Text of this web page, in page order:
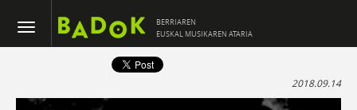
BERRIAREN
EUSKAL MUSIKAREN ATARIA
2018.09.14